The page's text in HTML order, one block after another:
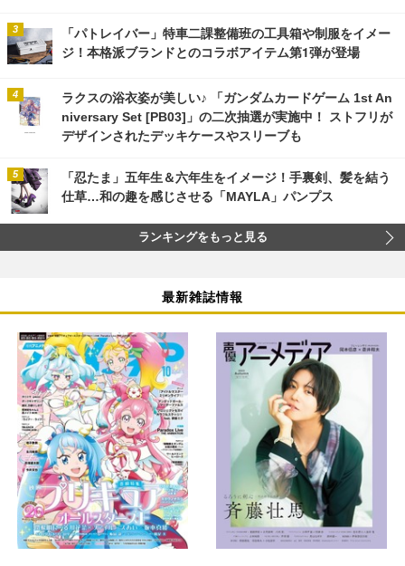
「パトレイバー」特車二課整備班の工具箱や制服をイメー
ジ！本格派ブランドとのコラボアイテム第1弾が登場
ラクスの浴衣姿が美しい♪ 「ガンダムカードゲーム 1st An
niversary Set [PB03]」の二次抽選が実施中！ ストフリが
デザインされたデッキケースやスリーブも
「忍たま」五年生＆六年生をイメージ！手裏剣、髪を結う
仕草…和の趣を感じさせる「MAYLA」パンプス
ランキングをもっと見る
最新雑誌情報